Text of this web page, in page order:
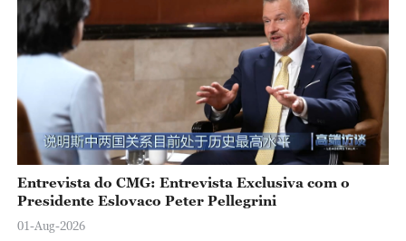
Entrevista do CMG: Entrevista Exclusiva com o
Presidente Eslovaco Peter Pellegrini
01-Aug-2026